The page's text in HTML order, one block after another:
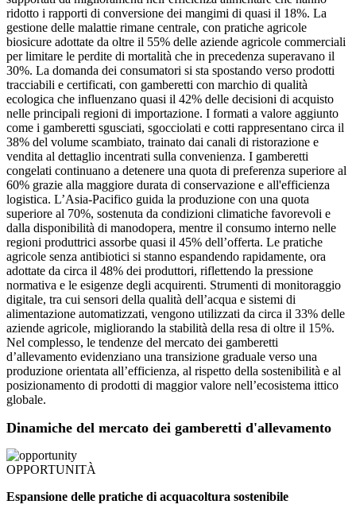
ridotto i rapporti di conversione dei mangimi di quasi il 18%. La
gestione delle malattie rimane centrale, con pratiche agricole
biosicure adottate da oltre il 55% delle aziende agricole commerciali
per limitare le perdite di mortalità che in precedenza superavano il
30%. La domanda dei consumatori si sta spostando verso prodotti
tracciabili e certificati, con gamberetti con marchio di qualità
ecologica che influenzano quasi il 42% delle decisioni di acquisto
nelle principali regioni di importazione. I formati a valore aggiunto
come i gamberetti sgusciati, sgocciolati e cotti rappresentano circa il
38% del volume scambiato, trainato dai canali di ristorazione e
vendita al dettaglio incentrati sulla convenienza. I gamberetti
congelati continuano a detenere una quota di preferenza superiore al
60% grazie alla maggiore durata di conservazione e all'efficienza
logistica. L’Asia-Pacifico guida la produzione con una quota
superiore al 70%, sostenuta da condizioni climatiche favorevoli e
dalla disponibilità di manodopera, mentre il consumo interno nelle
regioni produttrici assorbe quasi il 45% dell’offerta. Le pratiche
agricole senza antibiotici si stanno espandendo rapidamente, ora
adottate da circa il 48% dei produttori, riflettendo la pressione
normativa e le esigenze degli acquirenti. Strumenti di monitoraggio
digitale, tra cui sensori della qualità dell’acqua e sistemi di
alimentazione automatizzati, vengono utilizzati da circa il 33% delle
aziende agricole, migliorando la stabilità della resa di oltre il 15%.
Nel complesso, le tendenze del mercato dei gamberetti
d’allevamento evidenziano una transizione graduale verso una
produzione orientata all’efficienza, al rispetto della sostenibilità e al
posizionamento di prodotti di maggior valore nell’ecosistema ittico
globale.
Dinamiche del mercato dei gamberetti d'allevamento
OPPORTUNITÀ
Espansione delle pratiche di acquacoltura sostenibile